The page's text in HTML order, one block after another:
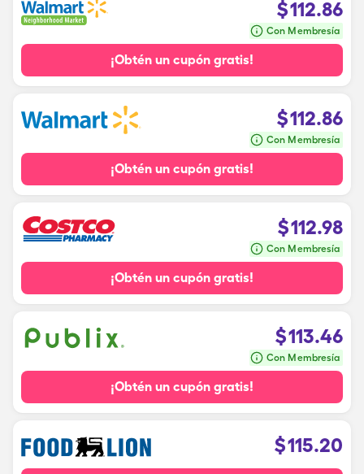
$112.86
Con Membresía
¡Obtén un cupón gratis!
$112.86
Con Membresía
¡Obtén un cupón gratis!
$112.98
Con Membresía
¡Obtén un cupón gratis!
$113.46
Con Membresía
¡Obtén un cupón gratis!
$115.20